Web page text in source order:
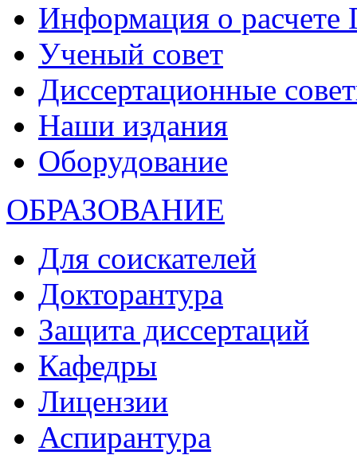
Информация о
Ученый совет
Диссертационные
Наши издания
Оборудование
ОБРАЗОВАНИЕ
Для соискателей
Докторантура
Защита диссертаций
Кафедры
Лицензии
Аспирантура